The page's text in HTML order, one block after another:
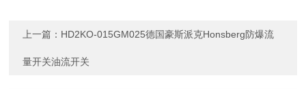
上一篇： HD2KO-015GM025德国豪斯派克Honsberg防爆流
量开关油流开关